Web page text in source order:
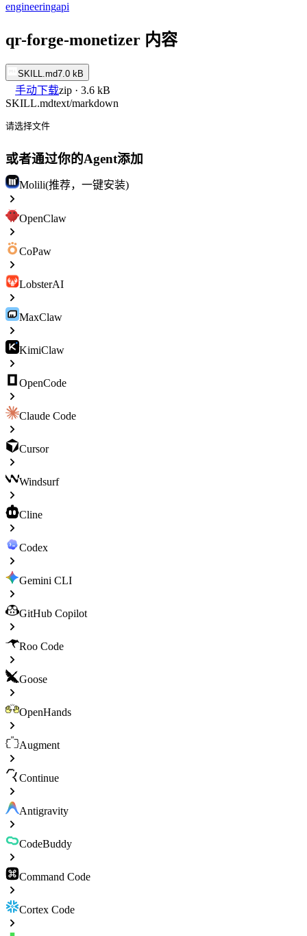
engineeringapi
qr-forge-monetizer 内容
SKILL.md7.0 kB
手动下载zip · 3.6 kB
SKILL.mdtext/markdown
请选择文件
或者通过你的Agent添加
Molili(推荐，一键安装)
OpenClaw
CoPaw
LobsterAI
MaxClaw
KimiClaw
OpenCode
Claude Code
Cursor
Windsurf
Cline
Codex
Gemini CLI
GitHub Copilot
Roo Code
Goose
OpenHands
Augment
Continue
Antigravity
CodeBuddy
Command Code
Cortex Code